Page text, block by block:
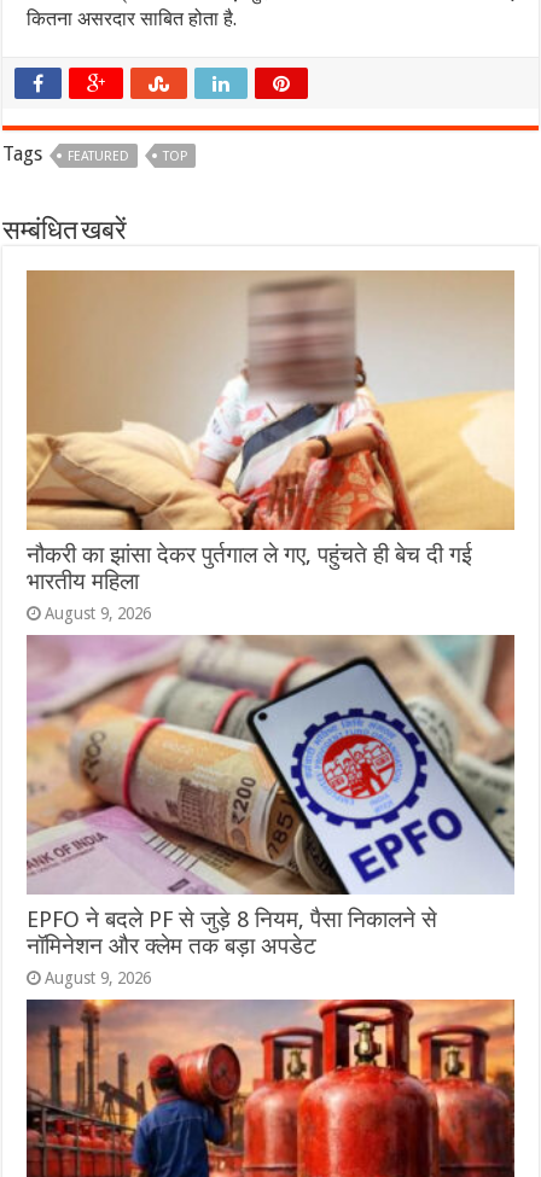
कितना असरदार साबित होता है.
Tags FEATURED TOP
सम्बंधित खबरें
नौकरी का झांसा देकर पुर्तगाल ले गए, पहुंचते ही बेच दी गई
भारतीय महिला
August 9, 2026
EPFO ने बदले PF से जुड़े 8 नियम, पैसा निकालने से
नॉमिनेशन और क्लेम तक बड़ा अपडेट
August 9, 2026